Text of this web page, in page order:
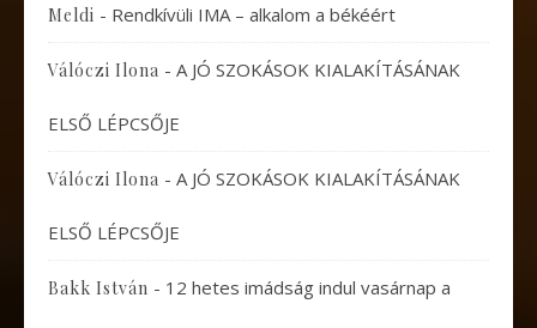
Meldi - Rendkívüli IMA – alkalom a békéért
Válóczi Ilona - A JÓ SZOKÁSOK KIALAKÍTÁSÁNAK
ELSŐ LÉPCSŐJE
Válóczi Ilona - A JÓ SZOKÁSOK KIALAKÍTÁSÁNAK
ELSŐ LÉPCSŐJE
Bakk István - 12 hetes imádság indul vasárnap a